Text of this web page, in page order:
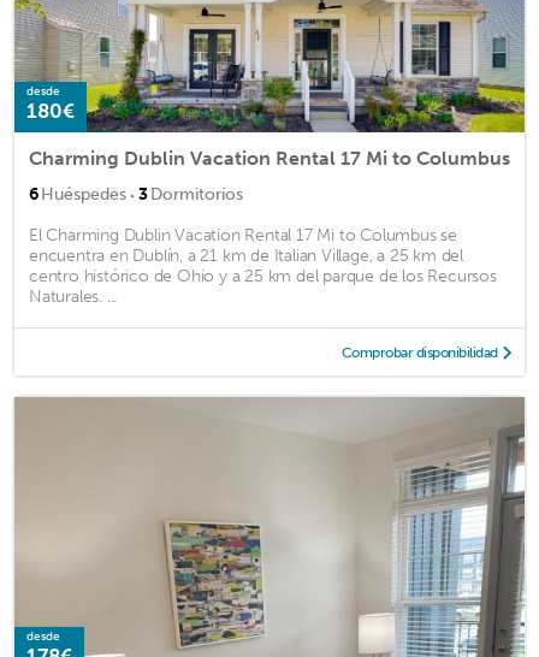
desde
180€
Charming Dublin Vacation Rental 17 Mi to Columbus
6Huéspedes · 3Dormitorios
El Charming Dublin Vacation Rental 17 Mi to Columbus se
encuentra en Dublín, a 21 km de Italian Village, a 25 km del
centro histórico de Ohio y a 25 km del parque de los Recursos
Naturales. ...
Comprobar disponibilidad
desde